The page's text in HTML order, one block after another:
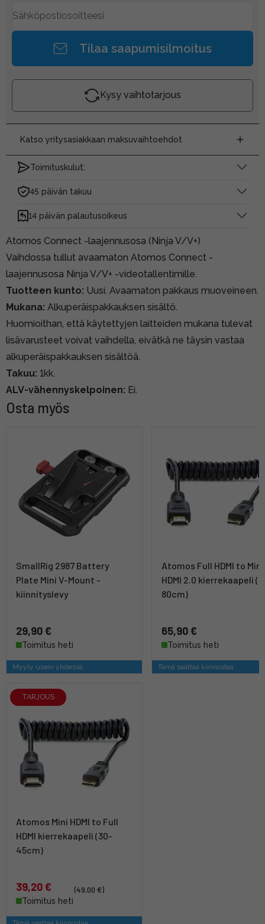
Tilaa saapumisilmoitus
Kysy vaihtotarjous
Katso yritysasiakkaan maksuvaihtoehdot
Toimituskulut:
45 päivän takuu
14 päivän palautusoikeus
Atomos Connect -laajennusosa (Ninja V/V+)
Vaihdossa tullut avaamaton Atomos Connect -
laajennusosa Ninja V/V+ -videotallentimille.
Tuotteen kunto: Uusi. Avaamaton pakkaus muoveineen.
Mukana: Alkuperäispakkauksen sisältö.
Huomioithan, että käytettyjen laitteiden mukana tulevat
lisävarusteet voivat vaihdella, eivätkä ne täysin vastaa
alkuperäispakkauksen sisältöä.
Takuu: 1kk.
ALV-vähennyskelpoinen: Ei.
Osta myös
SmallRig 2987 Battery
Plate Mini V-Mount -
kiinnityslevy
29,90 €
Toimitus heti
Myyty usein yhdessä
Atomos Full HDMI to Mini
HDMI 2.0 kierrekaapeli
80cm)
65,90 €
Toimitus heti
Tämä saattaa kiinnostaa
TARJOUS
Atomos Mini HDMI to Full
HDMI kierrekaapeli (30-
45cm)
39,20 €
(49,00 €)
Toimitus heti